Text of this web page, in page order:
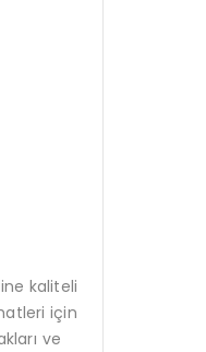
kaliteli
için
ve